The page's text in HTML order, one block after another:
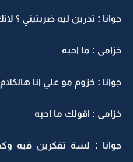
جوانا : تدرين ليه ضربتيني ؟
خزامى : ما احبه
جوانا : خزوم مو علي انا
خزامى : اقولك ما احبه
جوانا : لسة تفكرين فيه